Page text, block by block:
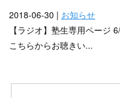
2018-06-30 | お知らせ
【ラジオ】塾生専用ページ
こちらからお聴きい...